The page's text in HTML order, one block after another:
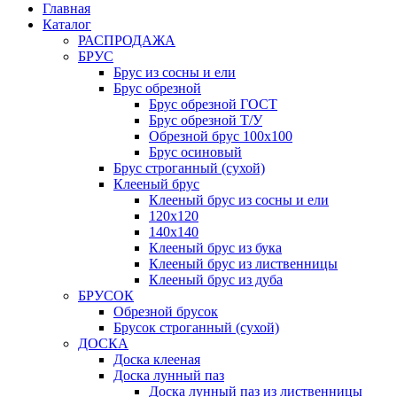
Главная
Каталог
РАСПРОДАЖА
БРУС
Брус из сосны и ели
Брус обрезной
Брус обрезной ГОСТ
Брус обрезной Т/У
Обрезной брус 100х100
Брус осиновый
Брус строганный (сухой)
Клееный брус
Клееный брус из сосны и ели
120х120
140х140
Клееный брус из бука
Клееный брус из лиственницы
Клееный брус из дуба
БРУСОК
Обрезной брусок
Брусок строганный (сухой)
ДОСКА
Доска клееная
Доска лунный паз
Доска лунный паз из лиственницы